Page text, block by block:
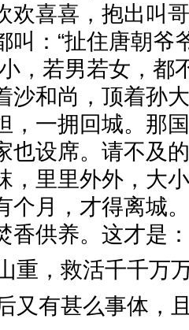
欢喜喜，抱出叫
叫：“扯住唐朝爷
，若男若女，都
沙和尚，顶着孙
，一拥回城。那
也设席。请不及
，里里外外，大
个月，才得离城
焚香供养。这
山重，救活千
又有甚么事体，